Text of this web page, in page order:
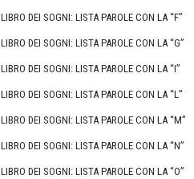
LIBRO DEI SOGNI: LISTA PAROLE CON LA “F”
LIBRO DEI SOGNI: LISTA PAROLE CON LA “G”
LIBRO DEI SOGNI: LISTA PAROLE CON LA “I”
LIBRO DEI SOGNI: LISTA PAROLE CON LA “L”
LIBRO DEI SOGNI: LISTA PAROLE CON LA “M”
LIBRO DEI SOGNI: LISTA PAROLE CON LA “N”
LIBRO DEI SOGNI: LISTA PAROLE CON LA “O”